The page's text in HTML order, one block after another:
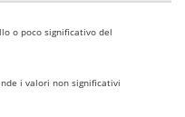
o poco significativo del
i valori non significativi